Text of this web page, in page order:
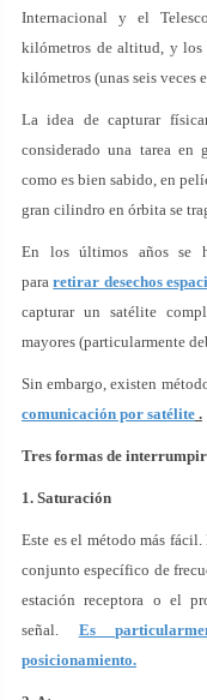
Internacional y el
kilómetros de altitud, y los
kilómetros (unas seis veces
La idea de capturar
considerado una tarea en
como es bien sabido, en
gran cilindro en órbita se
En los últimos años se
pararetirar desechos
capturar un satélite
mayores (particularmente
Sin embargo, existen
comunicación por satélite .
Tres formas de
1. Saturación
Este es el método más
conjunto específico de
estación receptora o el
señal. Es
posicionamiento.